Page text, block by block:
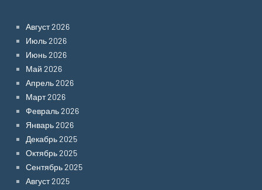
Август 2026
Июль 2026
Июнь 2026
Май 2026
Апрель 2026
Март 2026
Февраль 2026
Январь 2026
Декабрь 2025
Октябрь 2025
Сентябрь 2025
Август 2025